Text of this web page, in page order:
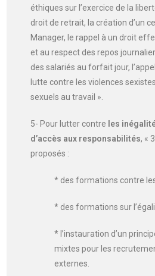
éthiques sur l’exercice de la
droit de retrait, la création d’un
Manager, le rappel à un droit
et au respect des repos
des salariés au forfait jour,
lutte contre les violences
sexuels au travail ».
5- Pour lutter contre les
d’accès aux responsabilités, «
proposés :
* des formations contre
* des formations sur
* l’instauration d’un
mixtes pour les
externes.